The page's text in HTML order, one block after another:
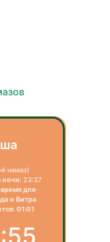
намаз)
ночи:23:37
для
и Витра
01:01